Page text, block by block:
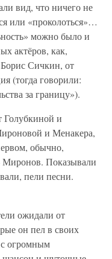
вид, что ничего не
или «проколоться»…
можно было и
актёров, как,
Сичкин, от
(тогда говорили:
за границу»).
Голубкиной и
и Менакера,
обычно,
Миронов. Показывали
пели песни.
ожидали от
он пел в своих
огромным